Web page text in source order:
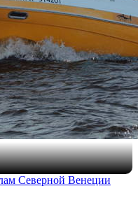
Северной Венеции